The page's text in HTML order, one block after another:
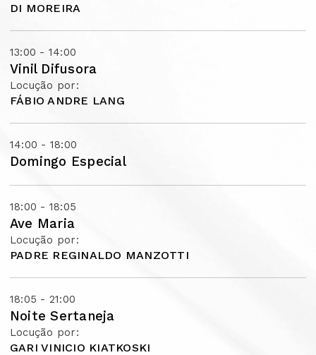
DI MOREIRA
13:00 - 14:00
Vinil Difusora
Locução por:
FÁBIO ANDRE LANG
14:00 - 18:00
Domingo Especial
18:00 - 18:05
Ave Maria
Locução por:
PADRE REGINALDO MANZOTTI
18:05 - 21:00
Noite Sertaneja
Locução por:
GARI VINICIO KIATKOSKI